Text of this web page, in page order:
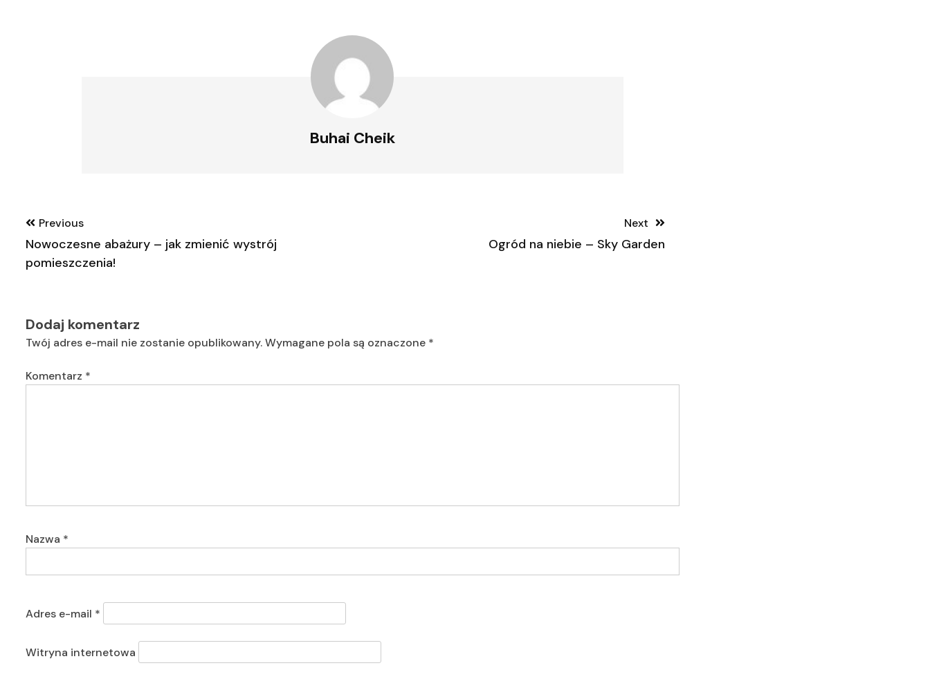
Buhai Cheik
Nawigacja
wpisu
Previous
Nowoczesne abażury – jak zmienić wystrój
pomieszczenia!
Next
Ogród na niebie – Sky Garden
Dodaj komentarz
Twój adres e-mail nie zostanie opublikowany.Wymagane pola są oznaczone *
Komentarz *
Nazwa *
Adres e-mail *
Witryna internetowa